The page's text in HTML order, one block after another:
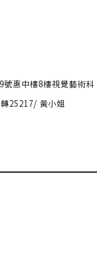
惠中樓8樓視覺藝術科
25217/ 黃小姐